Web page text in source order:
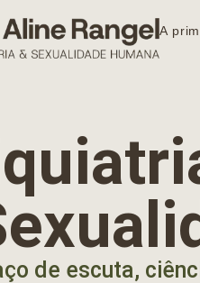
A
de escuta,